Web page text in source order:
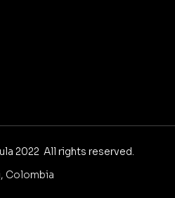
2022 All rights reserved.
Colombia